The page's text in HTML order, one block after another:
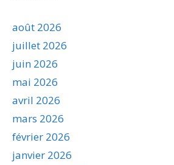
août 2026
juillet 2026
juin 2026
mai 2026
avril 2026
mars 2026
février 2026
janvier 2026